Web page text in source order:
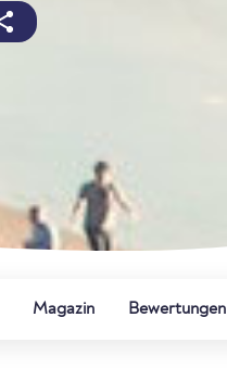
Magazin Bewertungen